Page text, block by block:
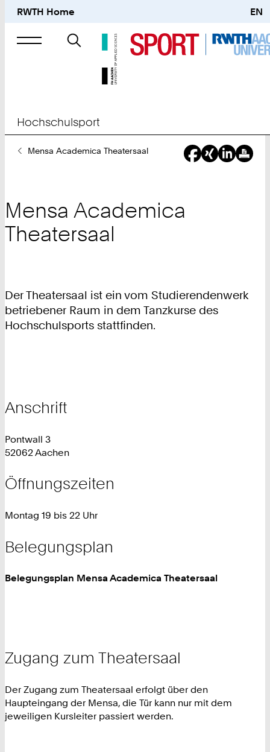
RWTH Home EN
Suche
nach
Hochschulsport
SieMensa Academica Theatersaal
Mensa Academica
Theatersaal
Der Theatersaal ist ein vom Studierendenwerk
betriebener Raum in dem Tanzkurse des
Hochschulsports stattfinden.
Anschrift
Pontwall 3
52062 Aachen
Öffnungszeiten
Montag 19 bis 22 Uhr
Belegungsplan
Belegungsplan Mensa Academica Theatersaal
Zugang zum Theatersaal
Der Zugang zum Theatersaal erfolgt über den
Haupteingang der Mensa, die Tür kann nur mit dem
jeweiligen Kursleiter passiert werden.